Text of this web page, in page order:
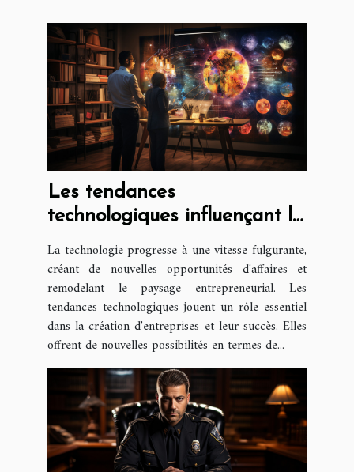
Les tendances
technologiques influençant la
La technologie progresse à une vitesse fulgurante,
créant de nouvelles opportunités d'affaires et
remodelant le paysage entrepreneurial. Les
tendances technologiques jouent un rôle essentiel
dans la création d'entreprises et leur succès. Elles
offrent de nouvelles possibilités en termes de...